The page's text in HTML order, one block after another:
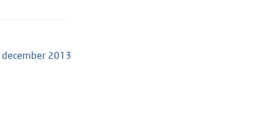
december 2013